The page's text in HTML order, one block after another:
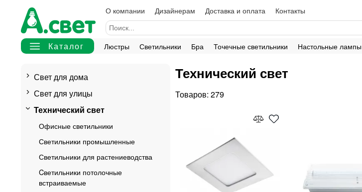
О компании Дизайнерам Доставка и оплата Контакты
Люстры Светильники Бра Точечные светильники Настольные лампы
Свет для дома
Свет для улицы
Технический свет
Офисные светильники
Светильники промышленные
Светильники для растениеводства
Cветильники потолочные
встраиваемые
Технический свет
279